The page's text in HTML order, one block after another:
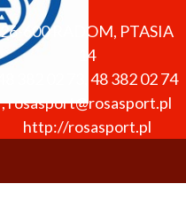
26-600RADOM, PTASIA
14
48 382 02 74
,rosasport@rosasport.pl
http://rosasport.pl